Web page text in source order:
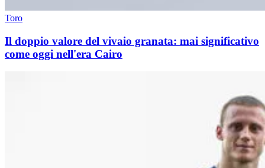
Toro
Il doppio valore del vivaio granata: mai significativo
come oggi nell'era Cairo